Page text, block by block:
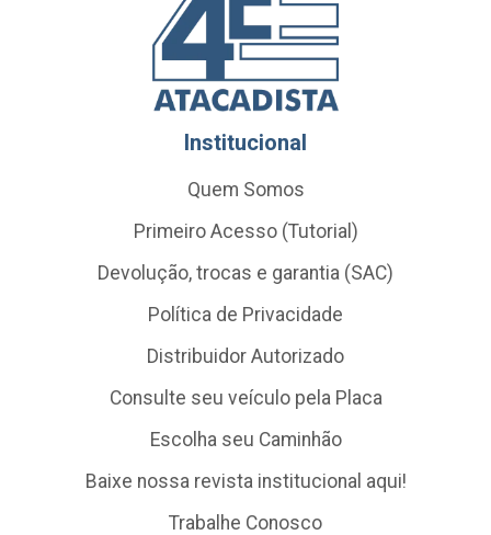
Institucional
Quem Somos
Primeiro Acesso (Tutorial)
Devolução, trocas e garantia (SAC)
Política de Privacidade
Distribuidor Autorizado
Consulte seu veículo pela Placa
Escolha seu Caminhão
Baixe nossa revista institucional aqui!
Trabalhe Conosco